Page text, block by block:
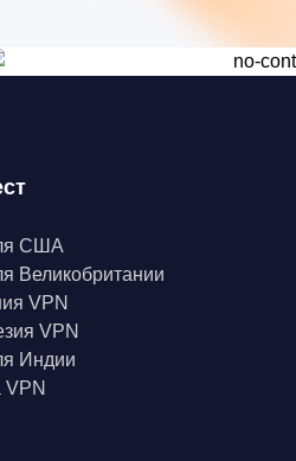
США
Великобритании
VPN
VPN
Индии
VPN